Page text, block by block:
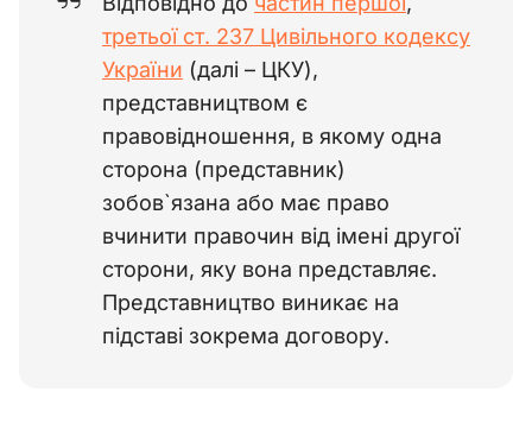
третьої ст. 237 Цивільного кодексу
України (далі – ЦКУ),
представництвом є
правовідношення, в якому одна
сторона (представник)
зобов`язана або має право
вчинити правочин від імені другої
сторони, яку вона представляє.
Представництво виникає на
підставі зокрема договору.